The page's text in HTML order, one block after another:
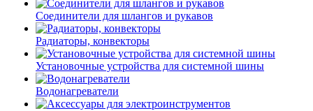
Соединители для шлангов и рукавов
Радиаторы, конвекторы
Установочные устройства для системной шины
Водонагреватели